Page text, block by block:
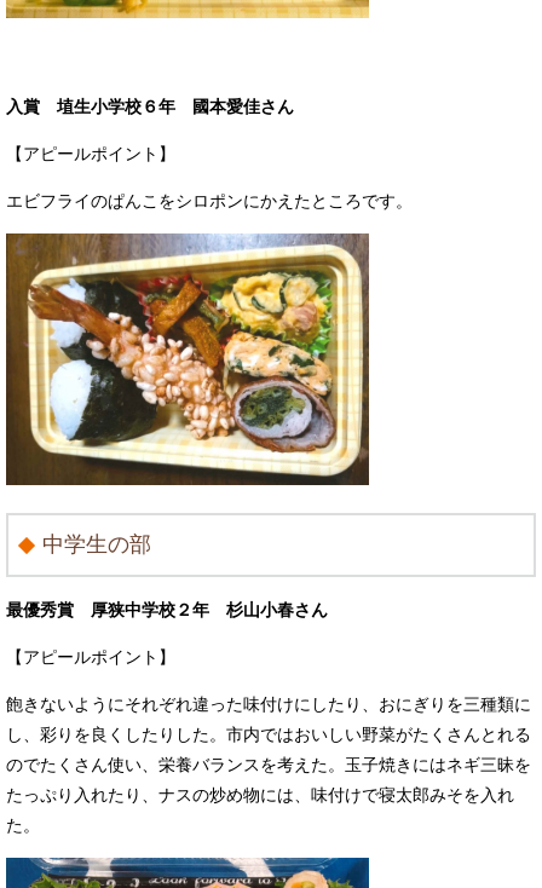
入賞 埴生小学校６年 國本愛佳さん
【アピールポイント】
エビフライのぱんこをシロポンにかえたところです。
中学生の部
最優秀賞 厚狭中学校２年 杉山小春さん
【アピールポイント】
飽きないようにそれぞれ違った味付けにしたり、おにぎりを三種類に
し、彩りを良くしたりした。市内ではおいしい野菜がたくさんとれる
のでたくさん使い、栄養バランスを考えた。玉子焼きにはネギ三昧を
たっぷり入れたり、ナスの炒め物には、味付けで寝太郎みそを入れ
た。